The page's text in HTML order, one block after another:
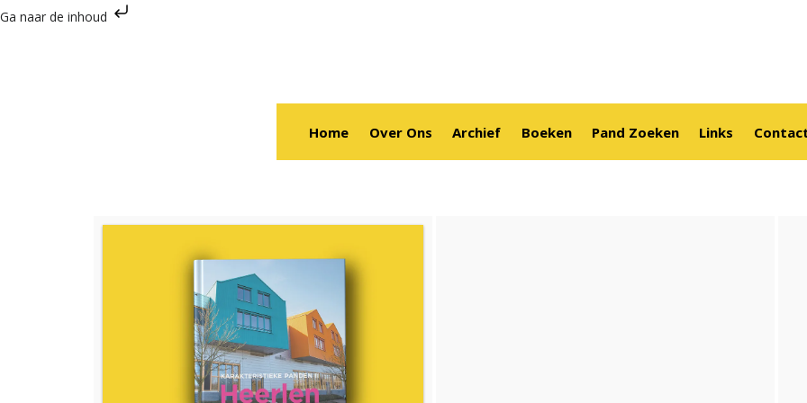
Ga naar de inhoud
Home Over Ons Archief Boeken Pand Zoeken Links